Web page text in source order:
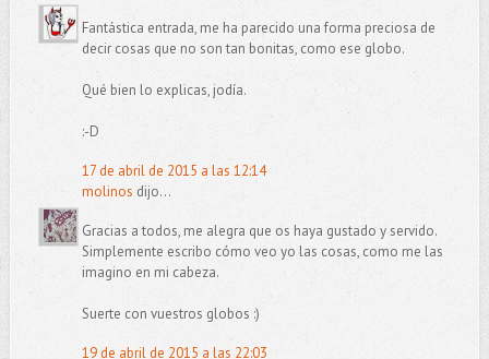
Fantástica entrada, me ha parecido una forma preciosa de
decir cosas que no son tan bonitas, como ese globo.
Qué bien lo explicas, jodía.
:-D
17 de abril de 2015 a las 12:14
molinos dijo...
Gracias a todos, me alegra que os haya gustado y servido.
Simplemente escribo cómo veo yo las cosas, como me las
imagino en mi cabeza.
Suerte con vuestros globos :)
19 de abril de 2015 a las 22:03